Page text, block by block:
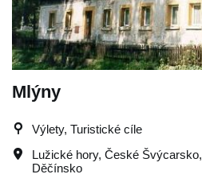
Mlýny
Výlety, Turistické cíle
Lužické hory, České Švýcarsko,
Děčínsko